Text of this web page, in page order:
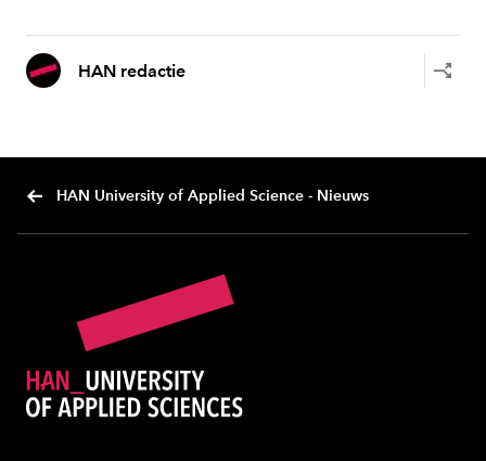
HAN redactie
HAN University of Applied Science - Nieuws